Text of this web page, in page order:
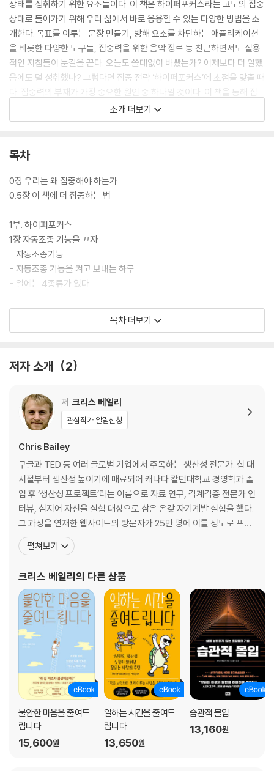
상태를 성취하기 위한 요소들이다. 이 책은 하이퍼포커스라는 고도의 집중
상태로 들어가기 위해 우리 삶에서 바로 응용할 수 있는 다양한 방법을 소
개한다. 목표를 이루는 문장 만들기, 방해 요소를 차단하는 애플리케이션
을 비롯한 다양한 도구들, 집중력을 위한 음악 장르 등 친근하면서도 실용
적인 지침들이 눈길을 끈다. 오늘도 쓸데없이 바빴는가? 어제보다 더 일했
음에도 덜 성취했나? 그렇다면 집중 전략 ‘하이퍼포커스’에 초점을 맞출 때
다. 집중력의 부재가 가장 중요한 원인 중 하나일 것이다. 이 책을 통해 집
중 상태를 유지하기 위한 구체적인 실행지침을 익히고 실행한다면, 일과
삶에서 빛나는 성과를 만들어 낼 수 있을 것이다.
소개 더보기
목차
0장 우리는 왜 집중해야 하는가
0.5장 이 책에 더 집중하는 법
1부. 하이퍼포커스
1장 자동조종 기능을 끄자
- 자동조종기능
- 자동조종 기능을 켜고 보내는 하루
- 일에는 4종류가 있다
2장 집중의 한계
- 짝이 잘 맞는 일
- 늘어나는 비용
- 집중 상태의 질
3장 하이퍼포커스의 힘
- 하이퍼포커스란
- 하이퍼포커스 상태로 습관적인 일 하기
- 하이퍼포커스의 4단계
- 더 강한 목적을 설정하는 법
- 하이퍼포커스 시작하기
- 40초
- 주의를 빼앗는 것을 좋아하는 이유
- 주의를 빼앗는 일 4가지
- 주의를 빼앗는 것이 없는 상태
- 주의를 빼앗는 것을 줄이고 일하기
- 환경을 단순하게 만들기
- 음악
- 마음 비우기
- 목적을 가지고 일하기
5장 하이퍼포커스 습관 기르기
- 우리 마음을 방황하게 하는 것들
목차 더보기
저자 소개 2
저 크리스 베일리
관심작가 알림신청
Chris Bailey
구글과 TED 등 여러 글로벌 기업에서 주목하는 생산성 전문가. 십 대
시절부터 생산성 높이기에 매료되어 캐나다 칼턴대학교 경영학과 졸
업 후 ‘생산성 프로젝트’라는 이름으로 자료 연구, 각계각층 전문가 인
터뷰, 심지어 자신을 실험 대상으로 삼은 온갖 자기계발 실험을 했다.
그 과정을 연재한 웹사이트의 방문자가 25만 명에 이를 정도로 프로
젝트는 화제가 됐고, 〈뉴욕 타임스〉, 〈월스트리트 저널〉 등 여러 매체
가 주목했다. 그의 TED 강연 영상은 “가장 스마트하게 생산적인 사
신도 모르게 쌓여온 압박과 불안
펼쳐보기
크리스 베일리 의 다른 상품
불안한 마음을 줄여드
립니다
15,600원
일하는 시간을 줄여드
립니다
13,650원
습관적 몰입
13,160원